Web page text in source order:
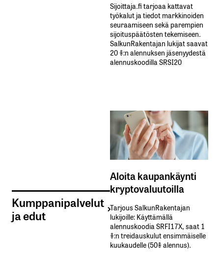
Kumppanipalvelut
ja edut
Sijoittaja.fi tarjoaa kattavat
työkalut ja tiedot markkinoiden
seuraamiseen sekä parempien
sijoituspäätösten tekemiseen.
SalkunRakentajan lukijat saavat
20 %:n alennuksen jäsenyydestä
alennuskoodilla SRSI20
Aloita kaupankäynti
kryptovaluutoilla
Tarjous SalkunRakentajan
lukijoille: Käyttämällä​ ​
alennuskoodia​ ​SRFI17X,​ ​saat​ ​1
%:n treidauskulut​ ​ensimmäiselle​ ​
kuukaudelle​ ​(50%​ ​alennus).